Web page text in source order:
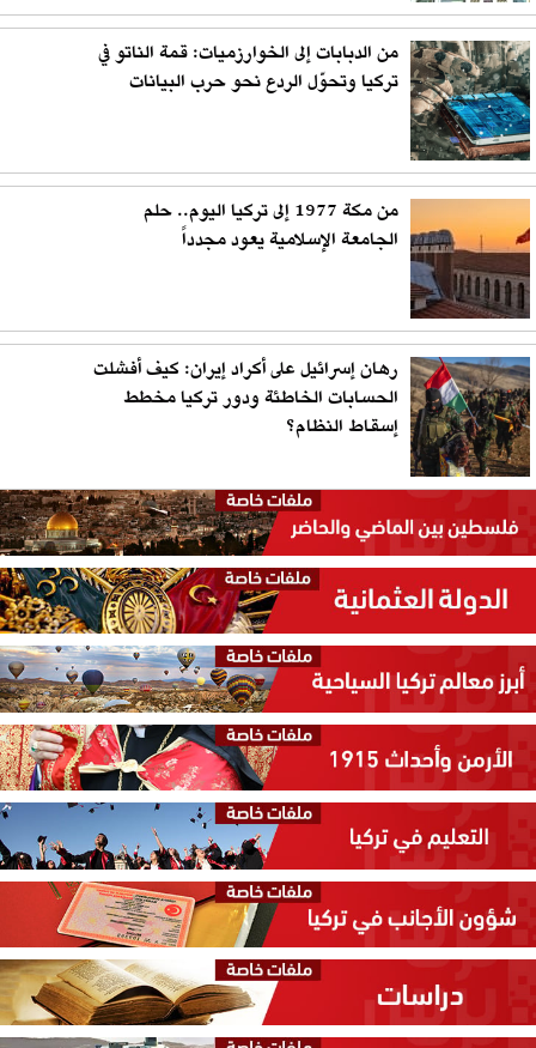
من الدبابات إلى الخوارزميات: قمة الناتو في
تركيا وتحوّل الردع نحو حرب البيانات
من مكة 1977 إلى تركيا اليوم.. حلم
الجامعة الإسلامية يعود مجدداً
رهان إسرائيل على أكراد إيران: كيف أفشلت
الحسابات الخاطئة ودور تركيا مخطط
إسقاط النظام؟